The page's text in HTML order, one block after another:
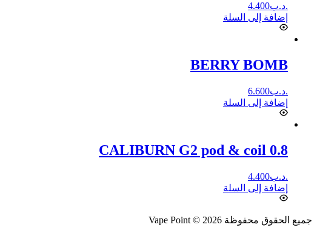
.د.ب4.400
إضافة إلى السلة
BERRY BOMB
.د.ب6.600
إضافة إلى السلة
CALIBURN G2 pod & coil 0.8
.د.ب4.400
إضافة إلى السلة
جميع الحقوق محفوظة Vape Point © 2026